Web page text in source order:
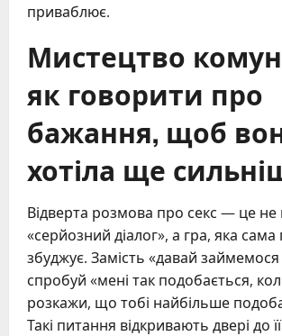
приваблює.
Мистецтво
як говорити про
бажання, щоб
хотіла ще
Відверта розмова про секс — це не
«серйозний діалог», а гра, яка сама
збуджує. Замість «давай
спробуй «мені так подобається,
розкажи, що тобі найбільше
Такі питання відкривають двері до